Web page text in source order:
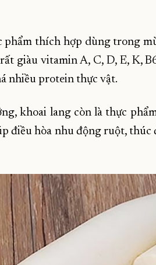
phẩm thích hợp dùng trong
giàu vitamin A, C, D, E, K,
nhiều protein thực vật.
khoai lang còn là thực
điều hòa nhu động ruột,